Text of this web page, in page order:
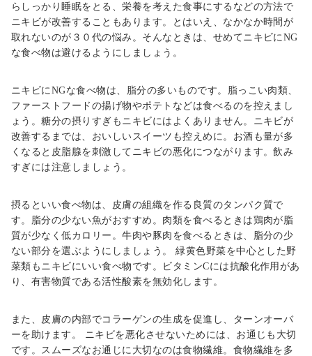
らしっかり睡眠をとる、栄養を考えた食事にするなどの方法で
ニキビが改善することもあります。とはいえ、なかなか時間が
取れないのが３０代の悩み。そんなときは、せめてニキビに NG
な食べ物は避けるようにしましょう。
ニキビに NGな食べ物は、脂分の多いものです。脂っこい肉類、
ファーストフードの揚げ物やポテトなどは食べるのを控えまし
ょう。糖分の摂りすぎもニキビにはよくありません。ニキビが
改善するまでは、おいしいスイーツも控えめに。お酒も量が多
くなると皮脂腺を刺激してニキビの悪化につながります。飲み
すぎには注意しましょう。
摂るといい食べ物は、皮膚の組織を作る良質のタンパク質で
す。脂分の少ない魚がおすすめ。肉類を食べるときは鶏肉が脂
質が少なく低カロリー。牛肉や豚肉を食べるときは、脂分の少
ない部分を選ぶようにしましょう。
緑黄色野菜を中心とした野
菜類もニキビにいい食べ物です。ビタミンCには抗酸化作用があ
り、有害物質である活性酸素を無効化します。
また、皮膚の内部でコラーゲンの生成を促進し、ターンオーバ
ーを助けます。
ニキビを悪化させないためには、お通じも大切
です。スムーズなお通じに大切なのは食物繊維。食物繊維を多